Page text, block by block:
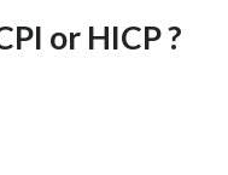
or HICP ?